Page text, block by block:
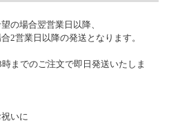
の場合翌営業日以降、
2営業日以降の発送となります。
までのご注文で即日発送いたしま
いに